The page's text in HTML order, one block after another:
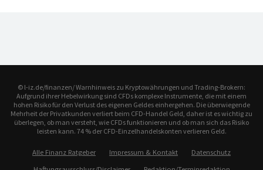
© l-iz.de/finanzen/ Warnhinweis zu Kryptowährungen und Trading-Brokern:
Aufgrund ihrer Hebelwirkung sind CFDs komplexe Instrumente, die mit einem
hohen Risiko für den Verlust des eigenen Geldes einhergehen. Die überwiegende
Mehrheit der Privatkunden verliert beim CFD-Handel Geld, daher ist es wichtig zu
überlegen, ob man versteht, wie CFDs funktionieren und ob man sich das Risiko
leisten kann. 74 % der CFD-Einzelhandelskonten verlieren Geld.
Alle Finanz Ratgeber Impressum & Kontakt
Datenschutz